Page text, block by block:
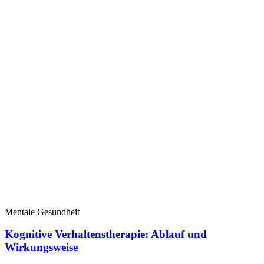
Mentale Gesundheit
Kognitive Verhaltenstherapie: Ablauf und
Wirkungsweise